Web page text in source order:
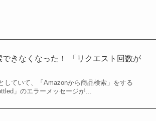
きなくなった！ 「リクエスト回数が
していて、「Amazonから商品検索」をする
」のエラーメッセージが…